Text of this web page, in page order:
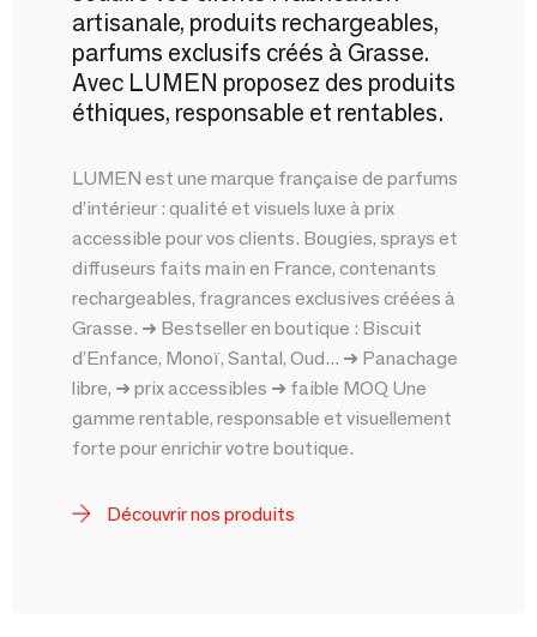
artisanale, produits rechargeables,
parfums exclusifs créés à Grasse.
Avec LUMEN proposez des produits
éthiques, responsable et rentables.
LUMEN est une marque française de parfums
d’intérieur : qualité et visuels luxe à prix
accessible pour vos clients. Bougies, sprays et
diffuseurs faits main en France, contenants
rechargeables, fragrances exclusives créées à
Grasse. ➜ Bestseller en boutique : Biscuit
d’Enfance, Monoï, Santal, Oud... ➜ Panachage
libre, ➜ prix accessibles ➜ faible MOQ Une
gamme rentable, responsable et visuellement
forte pour enrichir votre boutique.
Découvrir nos produits